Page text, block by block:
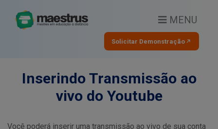
MENU
Solicitar Demonstração
Inserindo Transmissão ao
vivo do Youtube
Você poderá inserir uma transmissão ao vivo de sua conta